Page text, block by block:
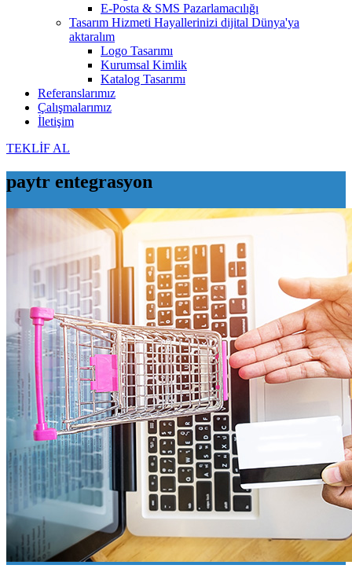
E-Posta & SMS Pazarlamacılığı
Tasarım Hizmeti Hayallerinizi dijital Dünya'ya
aktaralım
Logo Tasarımı
Kurumsal Kimlik
Katalog Tasarımı
Referanslarımız
Çalışmalarımız
İletişim
TEKLİF AL
paytr entegrasyon